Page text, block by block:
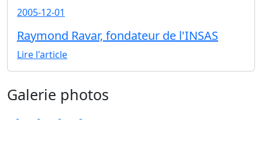
2005-12-01
Raymond Ravar, fondateur de l'INSAS
Lire l'article
Galerie photos